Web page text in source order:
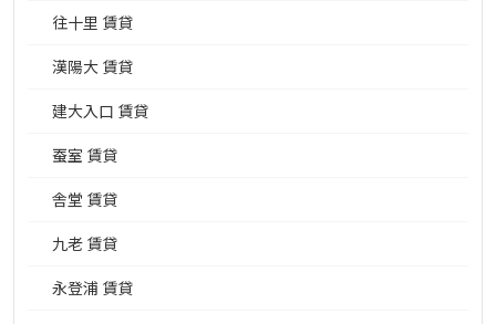
往十里 賃貸
漢陽大 賃貸
建大入口 賃貸
蚕室 賃貸
舎堂 賃貸
九老 賃貸
永登浦 賃貸